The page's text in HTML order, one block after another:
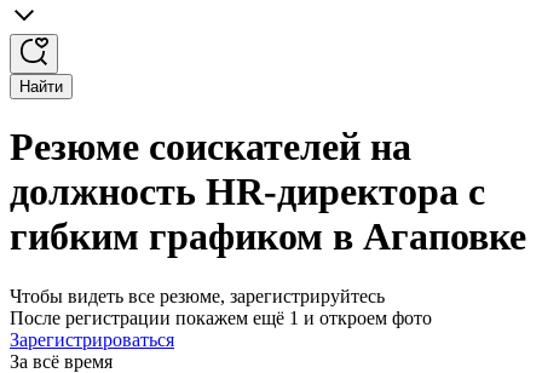
Найти
Резюме соискателей на
должность HR-директора с
гибким графиком в Агаповке
Чтобы видеть все резюме, зарегистрируйтесь
После регистрации покажем ещё 1 и откроем фото
Зарегистрироваться
За всё время